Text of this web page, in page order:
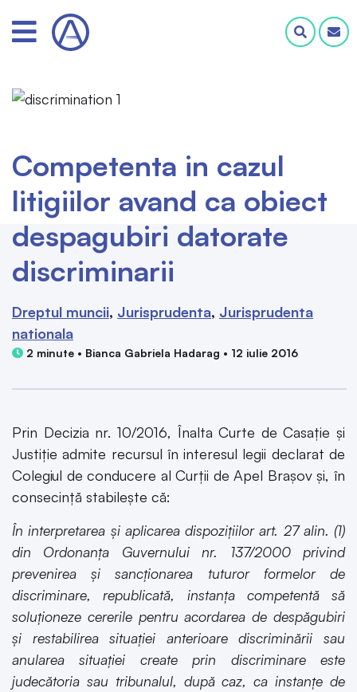
Competenta in cazul
litigiilor avand ca obiect
despagubiri datorate
discriminarii
Dreptul muncii Jurisprudenta Jurisprudenta
nationala
2 minute • Bianca Gabriela Hadarag • 12 iulie 2016
Prin Decizia nr. 10/2016, Înalta Curte de Casaţie şi
Justiţie admite recursul în interesul legii declarat de
Colegiul de conducere al Curţii de Apel Braşov şi, în
consecinţă stabileşte că:
În interpretarea şi aplicarea dispoziţiilor art. 27 alin. (1)
din Ordonanţa Guvernului nr. 137/2000 privind
prevenirea şi sancţionarea tuturor formelor de
discriminare, republicată, instanţa competentă să
soluţioneze cererile pentru acordarea de despăgubiri
şi restabilirea situaţiei anterioare discriminării sau
anularea situaţiei create prin discriminare este
judecătoria sau tribunalul, după caz, ca instanţe de